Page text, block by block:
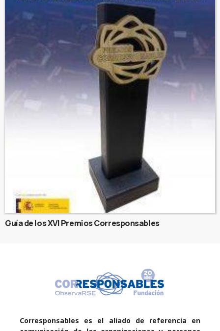
Guía de los XVI Premios Corresponsables
Corresponsables es el aliado de referencia en